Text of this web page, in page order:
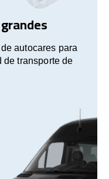
autocares para
de transporte de